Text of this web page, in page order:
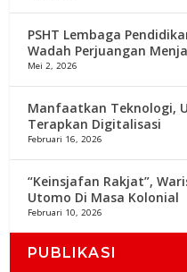
PSHT Lembaga
Wadah Perjuangan
Mei 2, 2026
Manfaatkan Teknologi,
Terapkan Digitalisasi
Februari 16, 2026
“Keinsjafan Rakjat”,
Utomo Di Masa Kolonial
Februari 10, 2026
PUBLIKASI